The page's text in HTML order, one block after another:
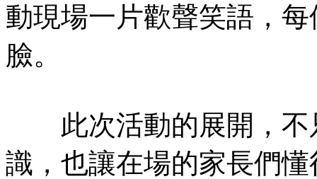
動現場一片歡聲笑語，
臉。
此次活動的展開，不
識，也讓在場的家長們